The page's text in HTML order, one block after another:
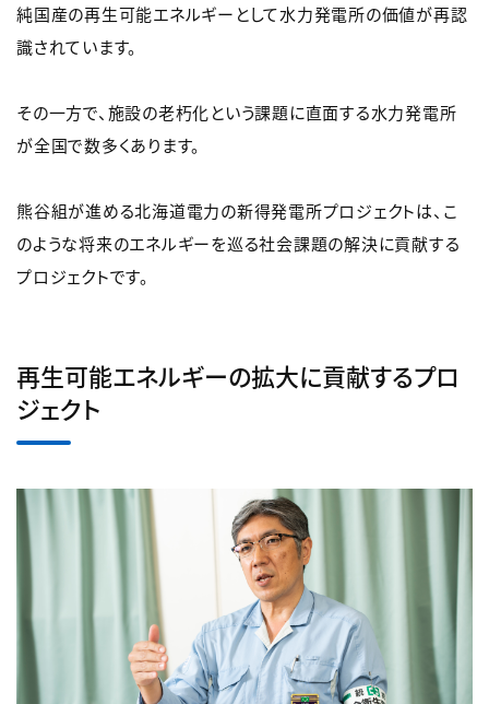
純国産の再生可能エネルギーとして水力発電所の価値が再認
識されています。
その一方で、施設の老朽化という課題に直面する水力発電所
が全国で数多くあります。
熊谷組が進める北海道電力の新得発電所プロジェクトは、こ
のような将来のエネルギーを巡る社会課題の解決に貢献する
プロジェクトです。
再生可能エネルギーの拡大に貢献するプロ
ジェクト